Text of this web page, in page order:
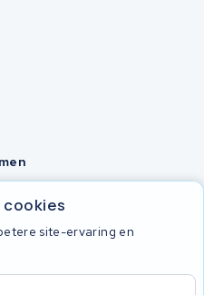
cookies
site-ervaring en